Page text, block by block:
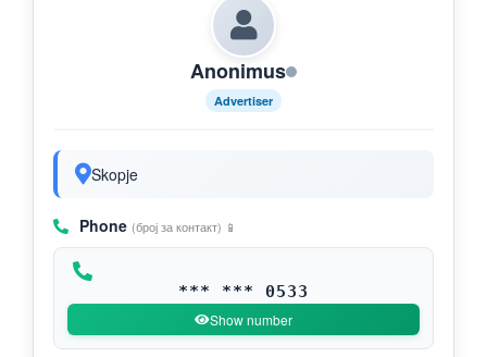
Anonimus
Advertiser
Skopje
Phone (број за контакт) 📱
*** *** 0533
Show number